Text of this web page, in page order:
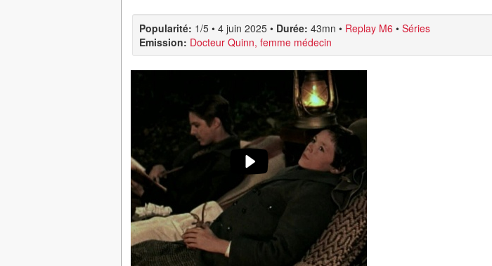
Popularité: 1/5 • 4 juin 2025 • Durée: 43mn • Replay M6 • Séries
Emission: Docteur Quinn, femme médecin